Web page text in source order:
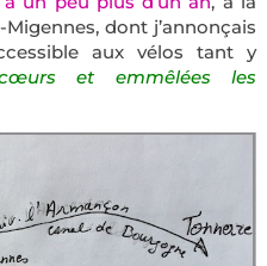
dont j’annonçais
aux vélos tant y
et emmêlées les